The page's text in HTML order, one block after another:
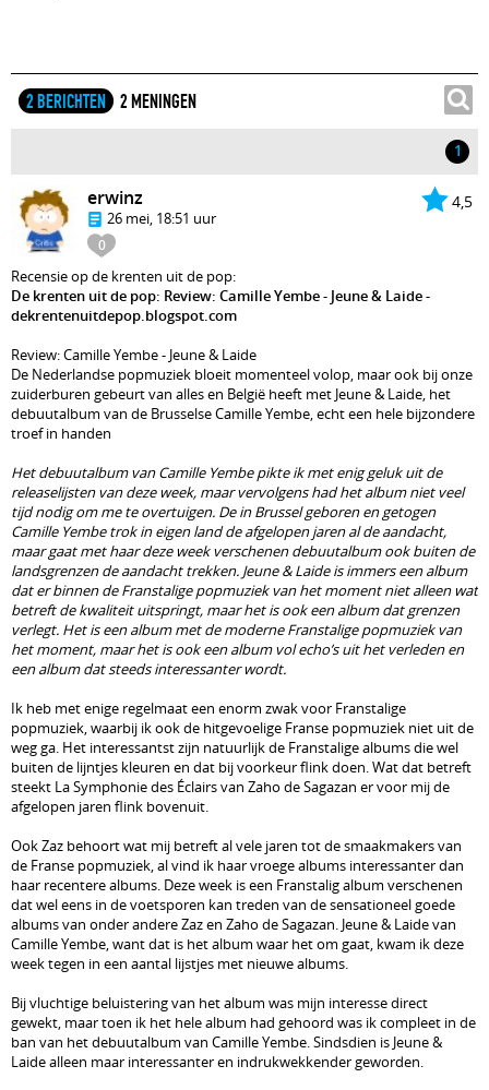
2 BERICHTEN 2 MENINGEN
1
4,5
0
erwinz
26 mei, 18:51 uur
Recensie op de krenten uit de pop:
De krenten uit de pop: Review: Camille Yembe - Jeune & Laide -
dekrentenuitdepop.blogspot.com
Review: Camille Yembe - Jeune & Laide
De Nederlandse popmuziek bloeit momenteel volop, maar ook bij onze
zuiderburen gebeurt van alles en België heeft met Jeune & Laide, het
debuutalbum van de Brusselse Camille Yembe, echt een hele bijzondere
troef in handen
Het debuutalbum van Camille Yembe pikte ik met enig geluk uit de
releaselijsten van deze week, maar vervolgens had het album niet veel
tijd nodig om me te overtuigen. De in Brussel geboren en getogen
Camille Yembe trok in eigen land de afgelopen jaren al de aandacht,
maar gaat met haar deze week verschenen debuutalbum ook buiten de
landsgrenzen de aandacht trekken. Jeune & Laide is immers een album
dat er binnen de Franstalige popmuziek van het moment niet alleen wat
betreft de kwaliteit uitspringt, maar het is ook een album dat grenzen
verlegt. Het is een album met de moderne Franstalige popmuziek van
het moment, maar het is ook een album vol echo’s uit het verleden en
een album dat steeds interessanter wordt.
Ik heb met enige regelmaat een enorm zwak voor Franstalige
popmuziek, waarbij ik ook de hitgevoelige Franse popmuziek niet uit de
weg ga. Het interessantst zijn natuurlijk de Franstalige albums die wel
buiten de lijntjes kleuren en dat bij voorkeur flink doen. Wat dat betreft
steekt La Symphonie des Éclairs van Zaho de Sagazan er voor mij de
afgelopen jaren flink bovenuit.
Ook Zaz behoort wat mij betreft al vele jaren tot de smaakmakers van
de Franse popmuziek, al vind ik haar vroege albums interessanter dan
haar recentere albums. Deze week is een Franstalig album verschenen
dat wel eens in de voetsporen kan treden van de sensationeel goede
albums van onder andere Zaz en Zaho de Sagazan. Jeune & Laide van
Camille Yembe, want dat is het album waar het om gaat, kwam ik deze
week tegen in een aantal lijstjes met nieuwe albums.
Bij vluchtige beluistering van het album was mijn interesse direct
gewekt, maar toen ik het hele album had gehoord was ik compleet in de
ban van het debuutalbum van Camille Yembe. Sindsdien is Jeune &
Laide alleen maar interessanter en indrukwekkender geworden.